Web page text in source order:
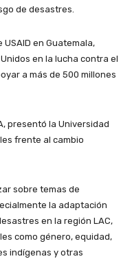
de desastres.
en Guatemala,
en la lucha contra el
a más de 500 millones
presentó la Universidad
frente al cambio
sobre temas de
la adaptación
en la región LAC,
como género, equidad,
indígenas y otras